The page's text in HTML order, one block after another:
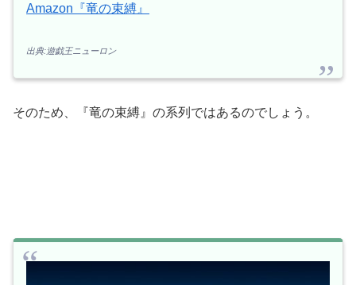
Amazon『竜の束縛』
出典:遊戯王ニューロン
そのため、『竜の束縛』の系列ではあるのでしょう。